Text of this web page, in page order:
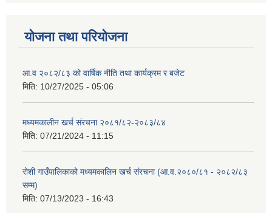
योजना तथा परियोजना
आ.व २०८२/८३ को वार्षिक नीति तथा कार्यक्रम र बजेट
मिति: 10/27/2025 - 05:06
मध्यमकालीन खर्च संरचना २०८१/८२-२०८३/८४
मिति: 07/21/2024 - 11:15
रोशी गाउँपालिकाको मध्यमकालिन खर्च संरचना (आ.व.२०८०/८१ - २०८२/८३
सम्म)
मिति: 07/13/2023 - 16:43